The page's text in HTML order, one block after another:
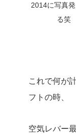
2014に写真
る笑
これで何が
フトの時、
空気レバー